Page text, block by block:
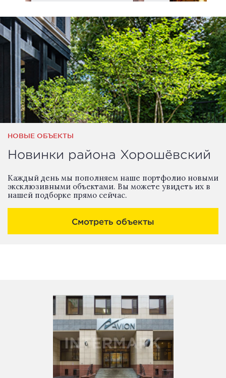
НОВЫЕ ОБЪЕКТЫ
Новинки района Хорошёвский
Каждый день мы пополняем наше портфолио новыми
эксклюзивными объектами. Вы можете увидеть их в
нашей подборке прямо сейчас.
Смотреть объекты